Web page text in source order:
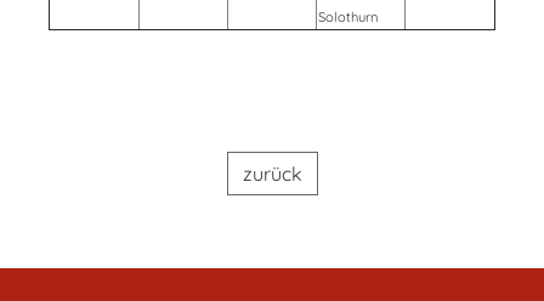
Solothurn
zurück